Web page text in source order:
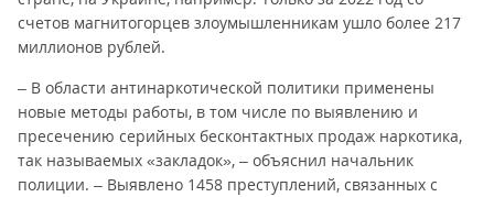
счетов магнитогорцев злоумышленникам ушло более 217
миллионов рублей.
– В области антинаркотической политики применены
новые методы работы, в том числе по выявлению и
пресечению серийных бесконтактных продаж наркотика,
так называемых «закладок», – объяснил начальник
полиции. – Выявлено 1458 преступлений, связанных с